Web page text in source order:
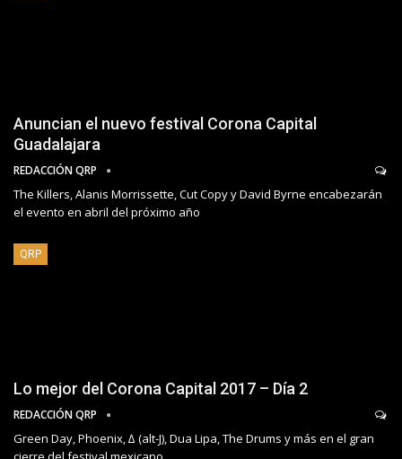
Anuncian el nuevo festival Corona Capital
Guadalajara
REDACCIÓN QRP
The Killers, Alanis Morrissette, Cut Copy y David Byrne encabezarán
el evento en abril del próximo año
QRP
Lo mejor del Corona Capital 2017 – Día 2
REDACCIÓN QRP
Green Day, Phoenix, ∆ (alt-J), Dua Lipa, The Drums y más en el gran